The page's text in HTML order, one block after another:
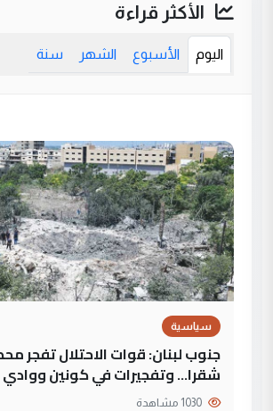
الأكثر قراءة
اليوم الأسبوع الشهر سنة
سياسية
جنوب لبنان: قوات الاحتلال تفجر
شقرا… وتفجيرات في كونين ووادي